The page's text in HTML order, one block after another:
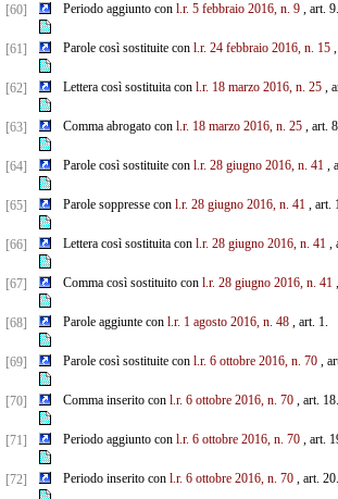
[60] Periodo aggiunto con l.r. 5 febbraio 2016, n. 9, art. 9.
[61] Parole così sostituite con l.r. 24 febbraio 2016, n. 15,
[62] Lettera così sostituita con l.r. 18 marzo 2016, n. 25,
[63] Comma abrogato con l.r. 18 marzo 2016, n. 25, art.
[64] Parole così sostituite con l.r. 28 giugno 2016, n. 41,
[65] Parole soppresse con l.r. 28 giugno 2016, n. 41, art.
[66] Lettera così sostituita con l.r. 28 giugno 2016, n. 41,
[67] Comma così sostituito con l.r. 28 giugno 2016, n. 41,
[68] Parole aggiunte con l.r. 1 agosto 2016, n. 48, art. 1.
[69] Parole così sostituite con l.r. 6 ottobre 2016, n. 70,
[70] Comma inserito con l.r. 6 ottobre 2016, n. 70, art. 18.
[71] Periodo aggiunto con l.r. 6 ottobre 2016, n. 70, art.
[72] Periodo inserito con l.r. 6 ottobre 2016, n. 70, art. 20.